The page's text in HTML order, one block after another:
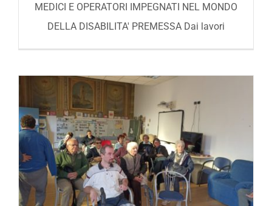
MEDICI E OPERATORI IMPEGNATI NEL MONDO
DELLA DISABILITA' PREMESSA Dai lavori